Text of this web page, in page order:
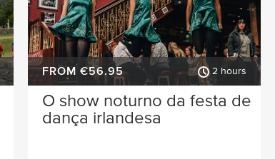
FROM €56.95 2 hours
O show noturno da festa de
dança irlandesa